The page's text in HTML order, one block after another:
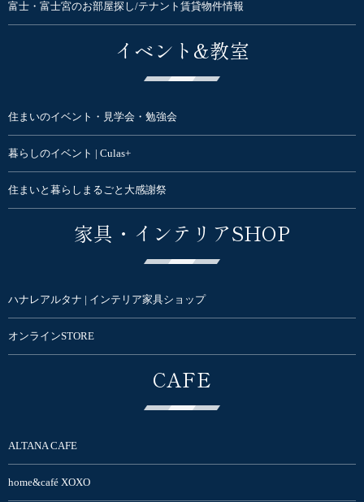
富士・富士宮のお部屋探し/テナント賃貸物件情報
イベント&教室
住まいのイベント・見学会・勉強会
暮らしのイベント | Culas+
住まいと暮らしまるごと大感謝祭
家具・インテリアSHOP
ハナレアルタナ | インテリア家具ショップ
オンラインSTORE
CAFE
ALTANA CAFE
home&café XOXO